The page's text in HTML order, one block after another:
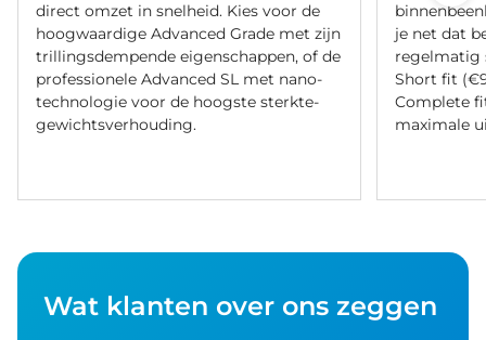
direct omzet in snelheid. Kies voor de
hoogwaardige Advanced Grade met zijn
trillingsdempende eigenschappen, of de
professionele Advanced SL met nano-
technologie voor de hoogste sterkte-
gewichtsverhouding.
je net dat
regelmatig
Short fit
Complete
maximale
Wat klanten over ons zeggen